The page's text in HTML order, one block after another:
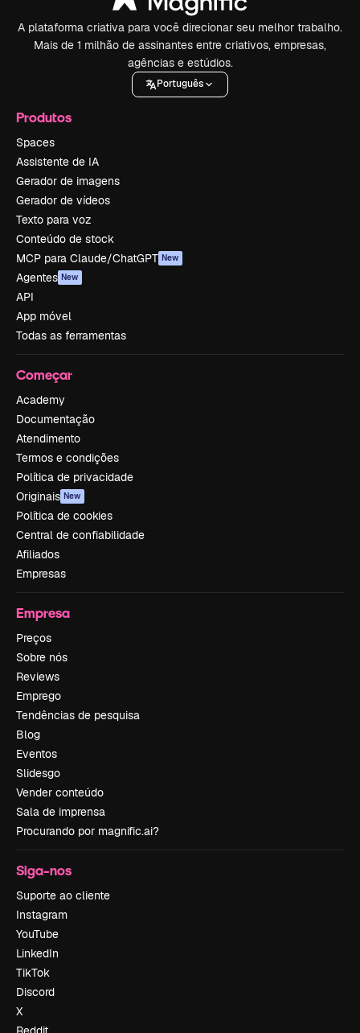
A plataforma criativa para você direcionar seu melhor trabalho.
Mais de 1 milhão de assinantes entre criativos, empresas,
agências e estúdios.
Português
Produtos
Spaces
Assistente de IA
Gerador de imagens
Gerador de vídeos
Texto para voz
Conteúdo de stock
MCP para Claude/ChatGPT New
Agentes New
API
App móvel
Todas as ferramentas
Começar
Academy
Documentação
Atendimento
Termos e condições
Política de privacidade
Originais New
Política de cookies
Central de confiabilidade
Afiliados
Empresas
Empresa
Preços
Sobre nós
Reviews
Emprego
Tendências de pesquisa
Blog
Eventos
Slidesgo
Vender conteúdo
Sala de imprensa
Procurando por magnific.ai?
Siga-nos
Suporte ao cliente
Instagram
YouTube
LinkedIn
TikTok
Discord
X